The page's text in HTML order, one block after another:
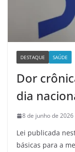
DESTAQUE SAÚDE
Dor
dia
8 de junho de 2026
Lei publicada
básicas para a